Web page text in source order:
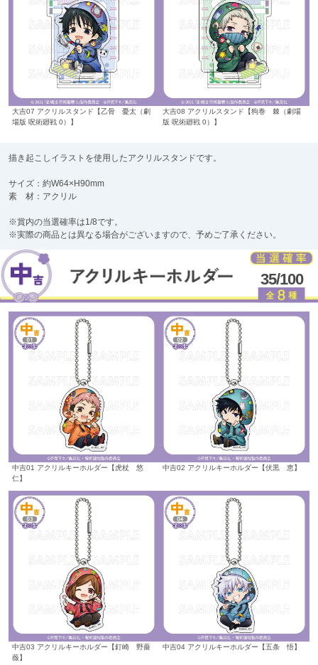
大吉07 アクリルスタンド【乙骨 憂太（劇
場版 呪術廻戦 0）】
大吉08 アクリルスタンド【狗巻 棘（劇場
版 呪術廻戦 0）】
描き起こしイラストを使用したアクリルスタンドです。
サイズ：約W64×H90mm
素 材：アクリル
※賞内の当選確率は1/8です。
※実際の商品とは異なる場合がございますので、予めご了承ください。
35/100
中吉01 アクリルキーホルダー【虎杖 悠
仁】
中吉02 アクリルキーホルダー【伏黒 恵】
中吉03 アクリルキーホルダー【釘崎 野薔
薇】
中吉04 アクリルキーホルダー【五条 悟】